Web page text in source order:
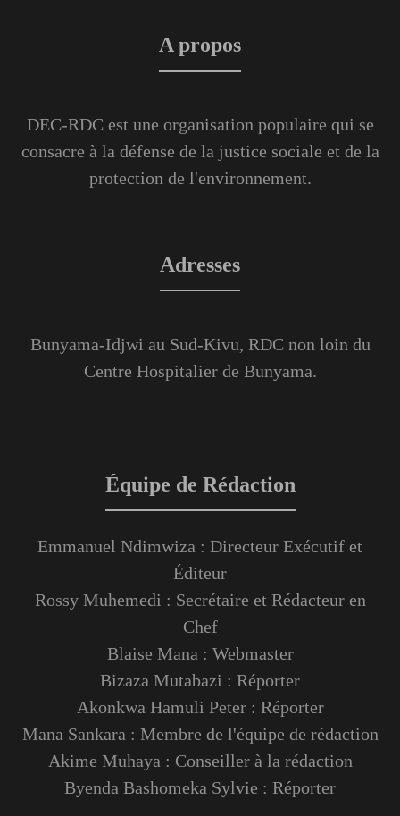
A propos
DEC-RDC est une organisation populaire qui se
consacre à la défense de la justice sociale et de la
protection de l'environnement.
Adresses
Bunyama-Idjwi au Sud-Kivu, RDC non loin du
Centre Hospitalier de Bunyama.
Équipe de Rédaction
Emmanuel Ndimwiza : Directeur Exécutif et
Éditeur
Rossy Muhemedi : Secrétaire et Rédacteur en
Chef
Blaise Mana : Webmaster
Bizaza Mutabazi : Réporter
Akonkwa Hamuli Peter : Réporter
Mana Sankara : Membre de l'équipe de rédaction
Akime Muhaya : Conseiller à la rédaction
Byenda Bashomeka Sylvie : Réporter